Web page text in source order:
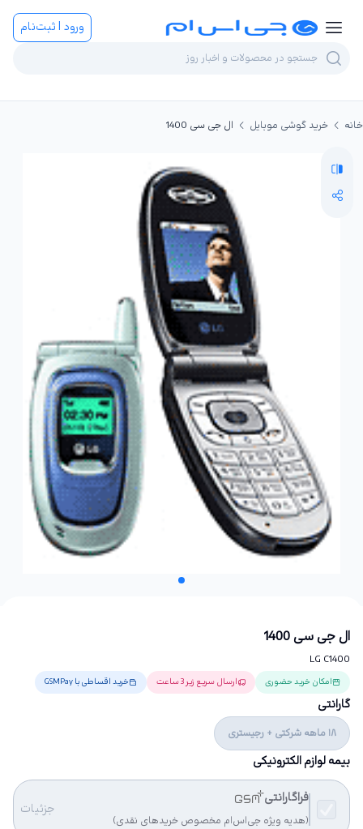
ورود | ثبت‌نام
خانه خرید گوشی موبایل ال جی سی 1400
ال جی سی 1400
LG C1400
امکان خرید حضوری ارسال سریع زیر 3 ساعت خرید اقساطی با GSMPay
گارانتی
18 ماهه شرکتی + رجیستری
بیمه لوازم الکترونیکی
فراگارانتی
(هدیه ویژه جی‌اس‌ام مخصوص خریدهای نقدی)
جزئیات